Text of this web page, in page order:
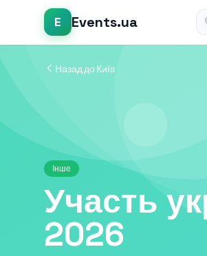
E Events.ua
Назад до Київ
Інше
Участь
2026